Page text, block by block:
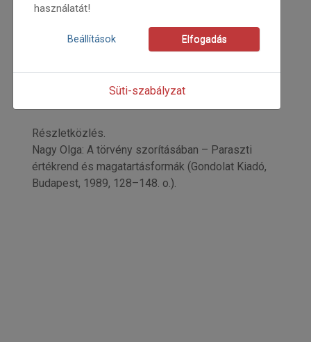
2025
Kezdőoldal: 28
Részletközlés.
Nagy Olga: A törvény szorításában – Paraszti
értékrend és magatartásformák (Gondolat Kiadó,
Budapest, 1989, 128–148. o.).
használatát!
Beállítások Elfogadás
Süti-szabályzat